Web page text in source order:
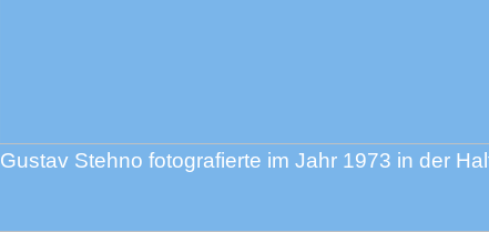
Gustav Stehno fotografierte im Jahr 1973 in der